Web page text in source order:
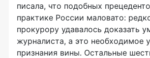
писала, что подобных
практике России маловато:
прокурору удавалось доказать
журналиста, а это необходимое
признания вины. Остальные